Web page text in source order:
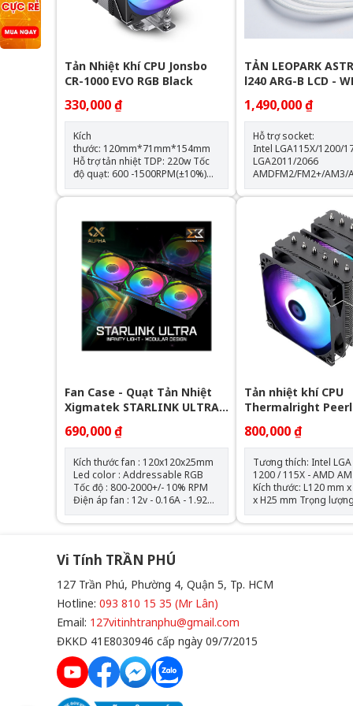
Tản Nhiệt Khí CPU Jonsbo
CR-1000 EVO RGB Black
330,000 ₫
Kích
thước: 120mm*71mm*154mm
Hỗ trợ tản nhiệt TDP: 220w Tốc
độ quạt: 600 -1500RPM(±10%)
Hỗ trợ Socket LGA 1700 & AM5
Trang bị 4 ống đồng dẫn nhiệt
TẢN LEOPARK
l240 ARG-B LCD -
1,490,000 ₫
Hỗ trợ socket:
Intel LGA115X/1200/
LGA2011/2066
AMDFM2/FM2+/AM3/
Thông số kỹ thuật: Kích thước
quạt: 120*120*25mm Tốc độ
quạt: 600-2000RPM +-
lượng gió: 64.3CFM Tuổi thọ
quạt: 40.000 giờ Độ ồn: 31.5dBA
Vòng bi: Hydraulic Tuổi thọ máy
bơm: 30.000 giờ độ ồn: 30dBA
tốc độ bơm: 2400 +-
Fan Case - Quạt Tản Nhiệt
Xigmatek STARLINK ULTRA -
EN40412 ARGB ( Bộ 3 Fan)
690,000 ₫
Kích thước fan : 120x120x25mm
Led color : Addressable RGB
Tốc độ : 800-2000+/- 10% RPM
Điện áp fan : 12v - 0.16A - 1.92W
Điện áp led : 5v - 0.864A - 4.32W
AirFlow : 68.5 CFM Air Pressure :
hub điều khiển và remote
Tản nhiệt khí CPU
Thermalright
Assassin 120 SE
Tháp)
800,000 ₫
Tương thích: Intel
1200 / 115X - AMD
Kích thước: L120 mm
x H25 mm Trọng lượng: 120g
Tốc độ định mức: 1550
10% (MAX) Mức ồn: 25,6 dBA
PWM) Đầu nối ARGB sync main
Vi Tính TRẦN PHÚ
127 Trần Phú, Phường 4, Quận 5, Tp. HCM
Hotline: 093 810 15 35 (Mr Lân)
Email: 127vitinhtranphu@gmail.com
ĐKKD 41E8030946 cấp ngày 09/7/2015
0908.101.535
0938.101.535